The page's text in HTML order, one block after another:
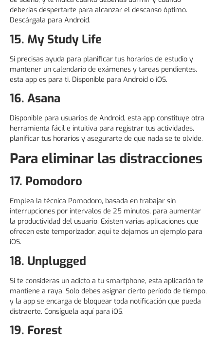
deberías despertarte para alcanzar el descanso óptimo.
Descárgala para Android.
15. My Study Life
Si precisas ayuda para planificar tus horarios de estudio y
mantener un calendario de exámenes y tareas pendientes,
esta app es para ti. Disponible para Android o iOS.
16. Asana
Disponible para usuarios de Android, esta app constituye otra
herramienta fácil e intuitiva para registrar tus actividades,
planificar tus horarios y asegurarte de que nada se te olvide.
Para eliminar las distracciones
17. Pomodoro
Emplea la técnica Pomodoro, basada en trabajar sin
interrupciones por intervalos de 25 minutos, para aumentar
la productividad del usuario. Existen varias aplicaciones que
ofrecen este temporizador, aquí te dejamos un ejemplo para
iOS.
18. Unplugged
Si te consideras un adicto a tu smartphone, esta aplicación te
mantiene a raya. Solo debes asignar cierto período de tiempo,
y la app se encarga de bloquear toda notificación que pueda
distraerte. Consíguela aquí para iOS.
19. Forest